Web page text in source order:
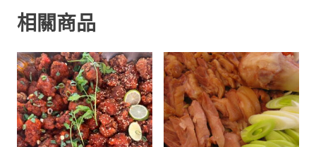
相關商品